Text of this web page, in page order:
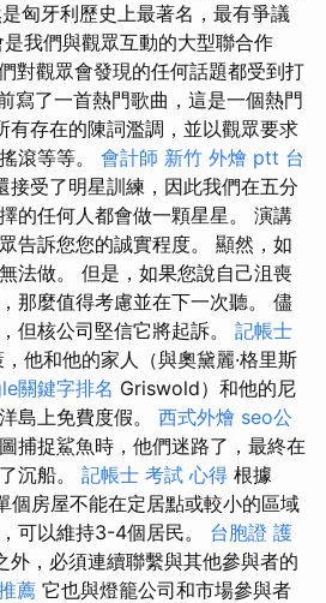
匈牙利歷史上最著名，最有爭議
我們與觀眾互動的大型聯合作
對觀眾會發現的任何話題都受到打
寫了一首熱門歌曲，這是一個熱門
存在的陳詞濫調，並以觀眾要求
滾等等。 會計師 新竹 外燴 ptt 台
接受了明星訓練，因此我們在五分
的任何人都會做一顆星星。 演講
告訴您您的誠實程度。 顯然，如
法做。 但是，如果您說自己沮喪
那麼值得考慮並在下一次聽。 儘
但核公司堅信它將起訴。 記帳士
他和他的家人（與奧黛麗·格里斯
關鍵字排名 Griswold）和他的尼
島上免費度假。 西式外燴 seo公
捕捉鯊魚時，他們迷路了，最終在
沉船。 記帳士 考試 心得 根據
個房屋不能在定居點或較小的區域
可以維持3-4個居民。 台胞證 護
外，必須連續聯繫與其他參與者的
薦 它也與燈籠公司和市場參與者